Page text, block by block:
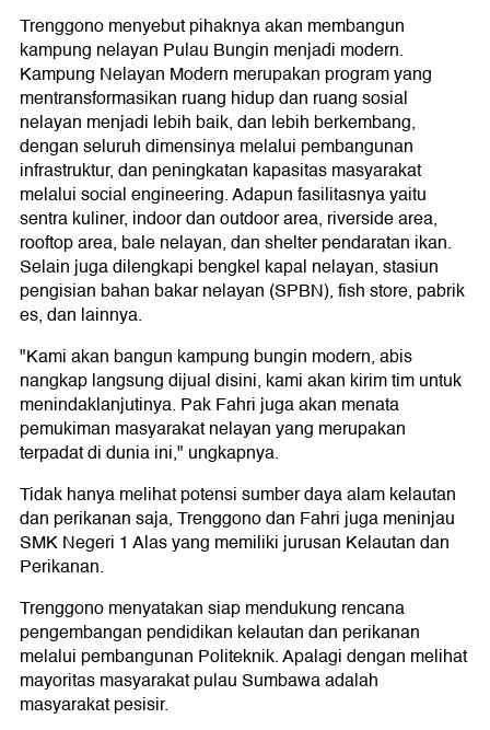
Trenggono menyebut pihaknya akan membangun
kampung nelayan Pulau Bungin menjadi modern.
Kampung Nelayan Modern merupakan program yang
mentransformasikan ruang hidup dan ruang sosial
nelayan menjadi lebih baik, dan lebih berkembang,
dengan seluruh dimensinya melalui pembangunan
infrastruktur, dan peningkatan kapasitas masyarakat
melalui social engineering. Adapun fasilitasnya yaitu
sentra kuliner, indoor dan outdoor area, riverside area,
rooftop area, bale nelayan, dan shelter pendaratan ikan.
Selain juga dilengkapi bengkel kapal nelayan, stasiun
pengisian bahan bakar nelayan (SPBN), fish store, pabrik
es, dan lainnya.
"Kami akan bangun kampung bungin modern, abis
nangkap langsung dijual disini, kami akan kirim tim untuk
menindaklanjutinya. Pak Fahri juga akan menata
pemukiman masyarakat nelayan yang merupakan
terpadat di dunia ini," ungkapnya.
Tidak hanya melihat potensi sumber daya alam kelautan
dan perikanan saja, Trenggono dan Fahri juga meninjau
SMK Negeri 1 Alas yang memiliki jurusan Kelautan dan
Perikanan.
Trenggono menyatakan siap mendukung rencana
pengembangan pendidikan kelautan dan perikanan
melalui pembangunan Politeknik. Apalagi dengan melihat
mayoritas masyarakat pulau Sumbawa adalah
masyarakat pesisir.